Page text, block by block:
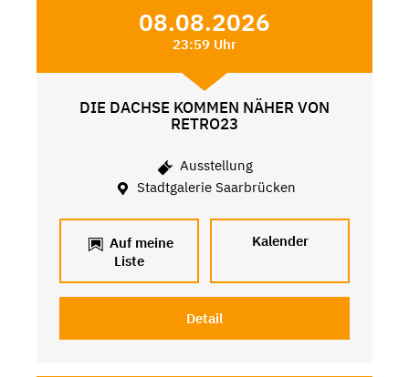
08.08.2026
23:59 Uhr
DIE DACHSE KOMMEN NÄHER VON
RETRO23
Ausstellung
Stadtgalerie Saarbrücken
Auf meine
Liste
Kalender
Detail